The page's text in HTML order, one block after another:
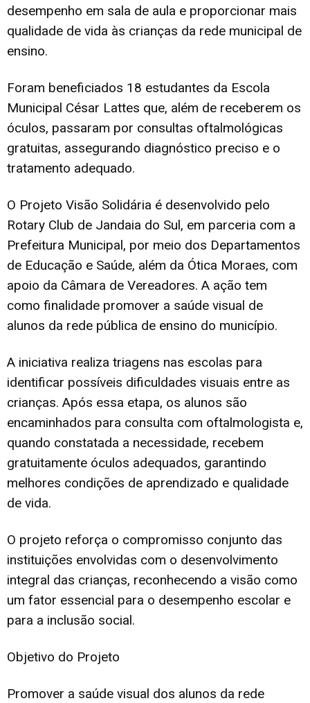
desempenho em sala de aula e proporcionar mais
qualidade de vida às crianças da rede municipal de
ensino.
Foram beneficiados 18 estudantes da Escola
Municipal César Lattes que, além de receberem os
óculos, passaram por consultas oftalmológicas
gratuitas, assegurando diagnóstico preciso e o
tratamento adequado.
O Projeto Visão Solidária é desenvolvido pelo
Rotary Club de Jandaia do Sul, em parceria com a
Prefeitura Municipal, por meio dos Departamentos
de Educação e Saúde, além da Ótica Moraes, com
apoio da Câmara de Vereadores. A ação tem
como finalidade promover a saúde visual de
alunos da rede pública de ensino do município.
A iniciativa realiza triagens nas escolas para
identificar possíveis dificuldades visuais entre as
crianças. Após essa etapa, os alunos são
encaminhados para consulta com oftalmologista e,
quando constatada a necessidade, recebem
gratuitamente óculos adequados, garantindo
melhores condições de aprendizado e qualidade
de vida.
O projeto reforça o compromisso conjunto das
instituições envolvidas com o desenvolvimento
integral das crianças, reconhecendo a visão como
um fator essencial para o desempenho escolar e
para a inclusão social.
Objetivo do Projeto
Promover a saúde visual dos alunos da rede